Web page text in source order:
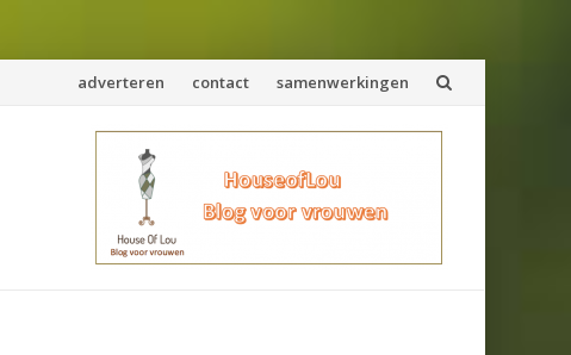
Spring
naar
adverteren contact samenwerkingen